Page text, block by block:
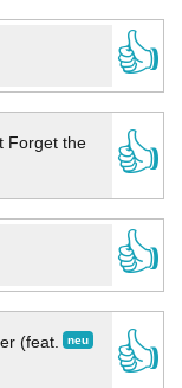
👍
Forget the
👍
👍
neu
(feat.
👍